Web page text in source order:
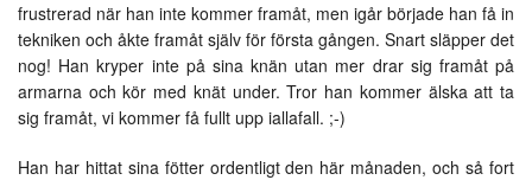
frustrerad när han inte kommer framåt, men igår började han få in
tekniken och åkte framåt själv för första gången. Snart släpper det
nog! Han kryper inte på sina knän utan mer drar sig framåt på
armarna och kör med knät under. Tror han kommer älska att ta
sig framåt, vi kommer få fullt upp iallafall. ;-)
Han har hittat sina fötter ordentligt den här månaden, och så fort